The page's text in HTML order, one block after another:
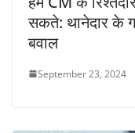
सकते: थानेदार के
बवाल
September 23, 2024